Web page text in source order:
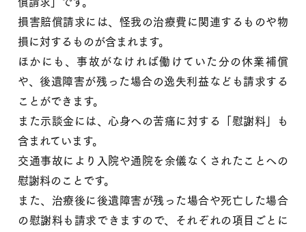
損害賠償請求には、怪我の治療費に関連するものや物
損に対するものが含まれます。
ほかにも、事故がなければ働けていた分の休業補償
や、後遺障害が残った場合の逸失利益なども請求する
ことができます。
また示談金には、心身への苦痛に対する「慰謝料」も
含まれています。
交通事故により入院や通院を余儀なくされたことへの
慰謝料のことです。
また、治療後に後遺障害が残った場合や死亡した場合
の慰謝料も請求できますので、それぞれの項目ごとに